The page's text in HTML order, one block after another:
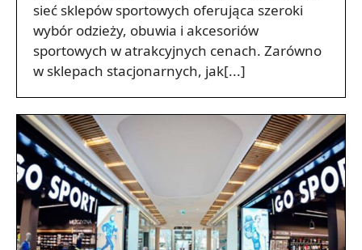
sieć sklepów sportowych oferująca szeroki
wybór odzieży, obuwia i akcesoriów
sportowych w atrakcyjnych cenach. Zarówno
w sklepach stacjonarnych, jak[...]